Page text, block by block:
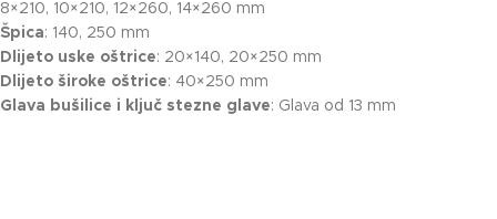
8×210, 10×210, 12×260, 14×260 mm
Špica: 140, 250 mm
Dlijeto uske oštrice: 20×140, 20×250 mm
Dlijeto široke oštrice: 40×250 mm
Glava bušilice i ključ stezne glave: Glava od 13 mm